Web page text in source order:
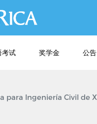
考试 奖学金 公告
para Ingeniería Civil